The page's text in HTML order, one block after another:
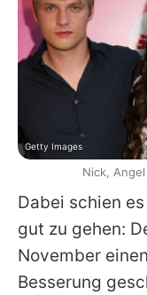
Dabei schien es
gut zu gehen:
November
Besserung
Getty Images
Nick,